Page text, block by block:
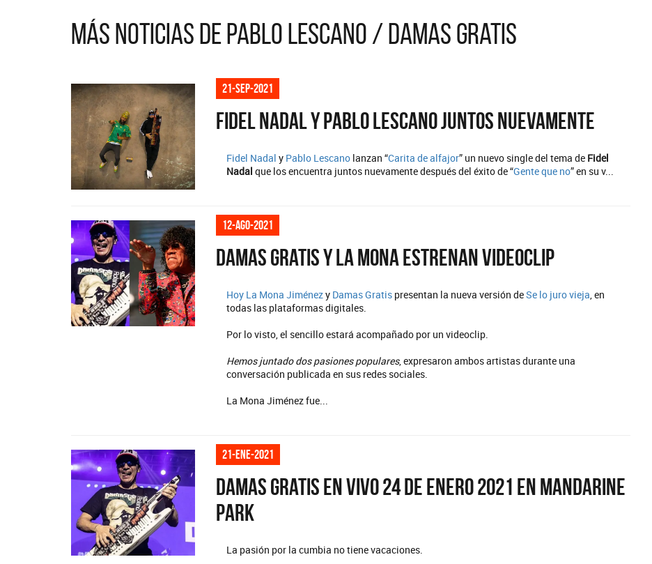
Más noticias de Pablo Lescano / Damas Gratis
21-sep-2021
Fidel Nadal y Pablo Lescano juntos nuevamente
Fidel Nadal y Pablo Lescano lanzan “Carita de alfajor” un nuevo single del tema de Fidel
Nadal que los encuentra juntos nuevamente después del éxito de “Gente que no” en su v...
12-ago-2021
Damas Gratis y La Mona estrenan videoclip
Hoy La Mona Jiménezy Damas Gratis presentan la nueva versión deSe lo juro vieja, en
todas las plataformas digitales.
Por lo visto, el sencillo estará acompañado por un videoclip.
Hemos juntado dos pasiones populares, expresaron ambos artistas durante una
conversación publicada en sus redes sociales.
La Mona Jiménez fue...
21-ene-2021
Damas Gratis en vivo 24 de enero 2021 en Mandarine
Park
La pasión por la cumbia no tiene vacaciones.